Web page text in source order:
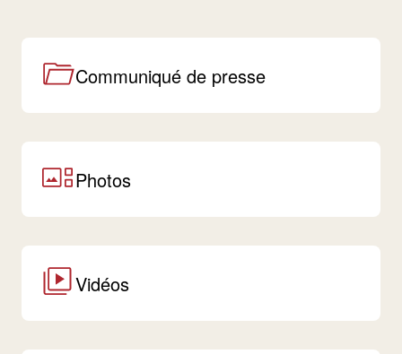
Communiqué de presse
Photos
Vidéos